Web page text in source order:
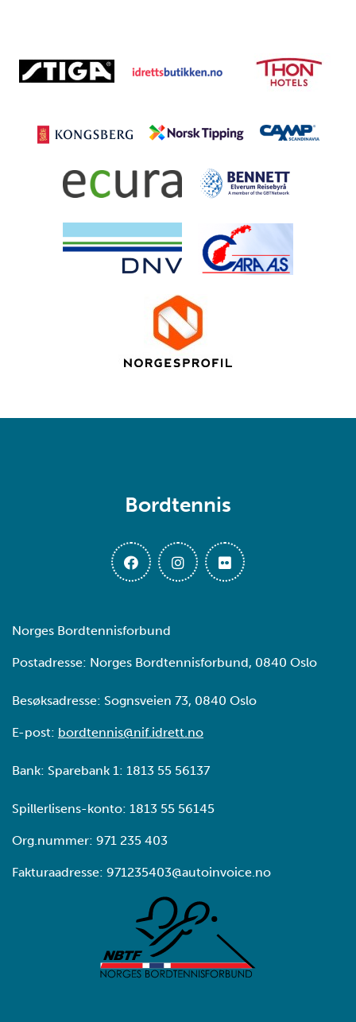
Bordtennis
Norges Bordtennisforbund
Postadresse: Norges Bordtennisforbund, 0840 Oslo
Besøksadresse: Sognsveien 73, 0840 Oslo
E-post: bordtennis@nif.idrett.no
Bank: Sparebank 1: 1813 55 56137
Spillerlisens-konto: 1813 55 56145
Org.nummer: 971 235 403
Fakturaadresse: 971235403@autoinvoice.no